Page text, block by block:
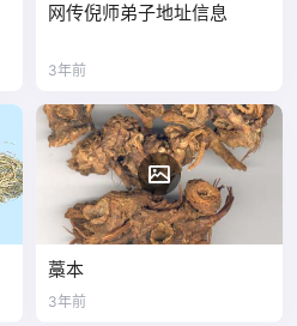
网传倪师弟子地址信息
3年前
藁本
3年前